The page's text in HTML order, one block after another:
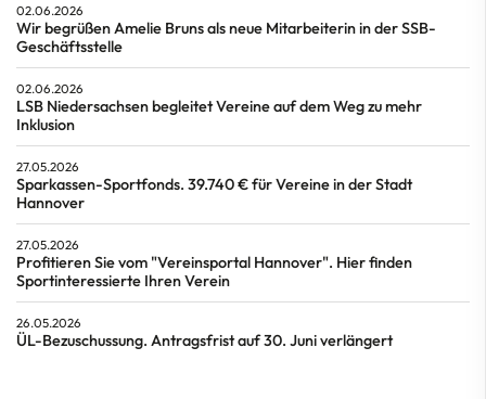
02.06.2026
Wir begrüßen Amelie Bruns als neue Mitarbeiterin in der SSB-
Geschäftsstelle
02.06.2026
LSB Niedersachsen begleitet Vereine auf dem Weg zu mehr
Inklusion
27.05.2026
Sparkassen-Sportfonds. 39.740 € für Vereine in der Stadt
Hannover
27.05.2026
Profitieren Sie vom "Vereinsportal Hannover". Hier finden
Sportinteressierte Ihren Verein
26.05.2026
ÜL-Bezuschussung. Antragsfrist auf 30. Juni verlängert